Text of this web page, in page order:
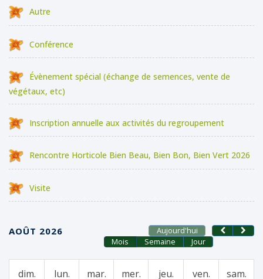
Autre
Conférence
Évènement spécial (échange de semences, vente de
végétaux, etc)
Inscription annuelle aux activités du regroupement
Rencontre Horticole Bien Beau, Bien Bon, Bien Vert 2026
Visite
AOÛT 2026
Aujourd'hui
Mois
Semaine Jour
dim. lun. mar. mer. jeu. ven. sam.